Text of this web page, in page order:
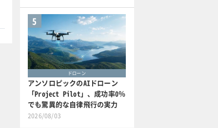
5
ドローン
アンソロピックのAIドローン
「Project Pilot」、成功率0％
でも驚異的な自律飛行の実力
2026/08/03